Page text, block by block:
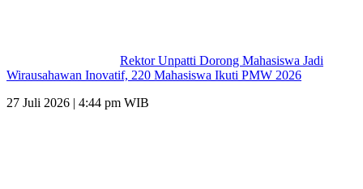
Rektor Unpatti Dorong Mahasiswa Jadi
Wirausahawan Inovatif, 220 Mahasiswa Ikuti PMW 2026
27 Juli 2026 | 4:44 pm WIB